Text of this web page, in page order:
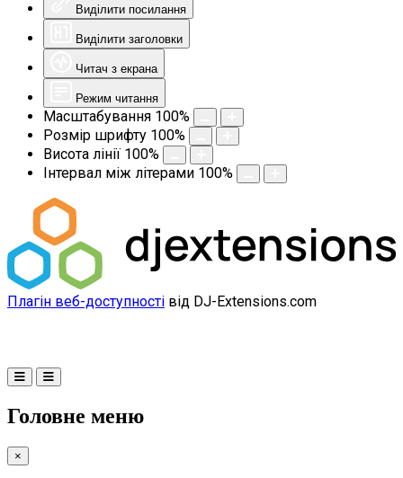
Виділити посилання
Виділити заголовки
Читач з екрана
Режим читання
Масштабування 100%
Розмір шрифту 100%
Висота лінії 100%
Інтервал між літерами 100%
Плагін веб-доступності від DJ-Extensions.com
Головне меню
×